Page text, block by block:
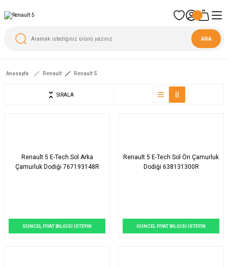
ARA
Anasayfa Renault Renault 5
SIRALA
Renault 5 E-Tech Sol Arka
Çamurluk Dodiği 767193148R
GÜNCEL FİYAT BİLGİSİ İSTEYİN
Renault 5 E-Tech Sol Ön Çamurluk
Dodiği 638131300R
GÜNCEL FİYAT BİLGİSİ İSTEYİN